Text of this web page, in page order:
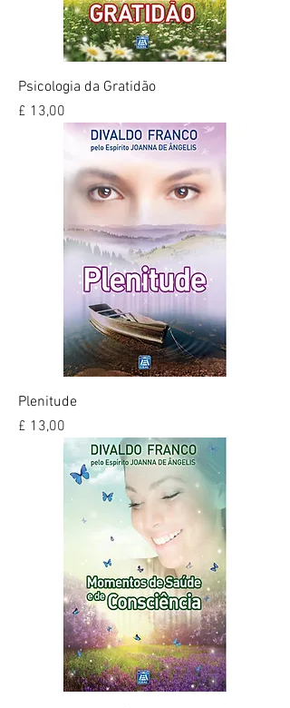
Psicologia da Gratidão
Preço
£ 13,00
Plenitude
Preço
£ 13,00